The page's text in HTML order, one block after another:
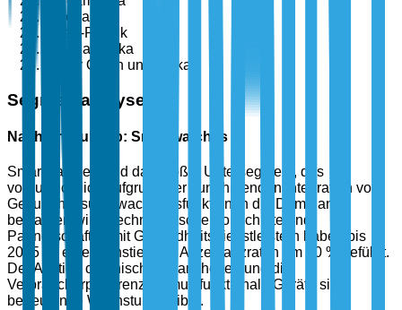
Europa
Asien-Pazifik
Lateinamerika
Naher Osten und Afrika
Segmentanalyse
Nach Produkttyp: Smartwatches
Smartwatches sind das größte Untersegment, das
voraussichtlich aufgrund der zunehmenden Integration von
Gesundheitsüberwachungsfunktionen die Dominanz
bewahren wird. Technologische Fortschritte und
Partnerschaften mit Gesundheitsdienstleistern haben bis
2025 zu einem Anstieg der Akzeptanzraten um 30 % geführt.
Der Anstieg chronischer Krankheiten und die
Verbraucherpräferenz für multifunktionale Geräte sind
bedeutende Wachstumstreiber.